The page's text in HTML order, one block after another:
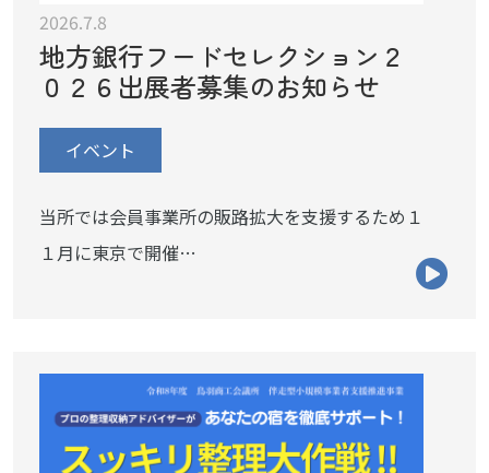
2026.7.8
地方銀行フードセレクション２
０２６出展者募集のお知らせ
イベント
当所では会員事業所の販路拡大を支援するため１
１月に東京で開催…